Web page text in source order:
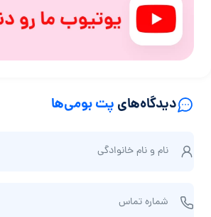
دیدگاه‌های پت بومی‌ها
ا
و
نام و نام‌ خانوادگی
م
شماره تماس